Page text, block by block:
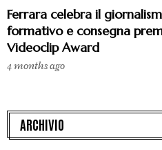
Ferrara celebra il
formativo e consegna
Videoclip Award
4 months ago
ARCHIVIO